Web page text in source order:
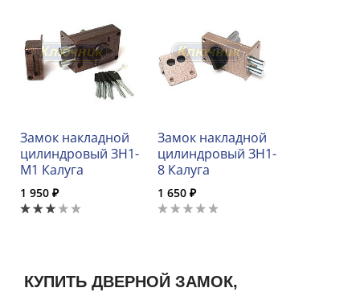
Замок накладной
цилиндровый ЗН1-
М1 Калуга
1 950 ₽
Замок накладной
цилиндровый ЗН1-
8 Калуга
1 650 ₽
КУПИТЬ ДВЕРНОЙ ЗАМОК,